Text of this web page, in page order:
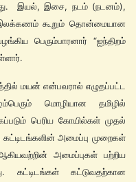
இயல், இசை, நடம் (நடனம்),
இலக்கணம் கூறும் தொன்மையான
பெரும்பாரனார் “ஐந்திறம்
மயன் என்பவரால் எழுதப்பட்ட
மொழியான தமிழில்
பெரிய கோயில்கள் முதல்
அமைப்பு முறைகள்
அமைப்புகள் பற்றிய
கட்டிடங்கள் கட்டுவதற்கான